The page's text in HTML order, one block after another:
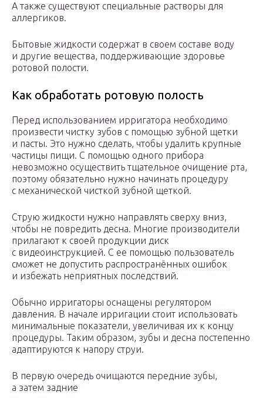
А также существуют специальные растворы для
аллергиков.
Бытовые жидкости содержат в своем составе воду
и другие вещества, поддерживающие здоровье
ротовой полости.
Как обработать ротовую полость
Перед использованием ирригатора необходимо
произвести чистку зубов с помощью зубной щетки
и пасты. Это нужно сделать, чтобы удалить крупные
частицы пищи. С помощью одного прибора
невозможно осуществить тщательное очищение рта,
поэтому обязательно нужно начинать процедуру
с механической чисткой зубной щеткой.
Струю жидкости нужно направлять сверху вниз,
чтобы не повредить десна. Многие производители
прилагают к своей продукции диск
с видеоинструкцией. С ее помощью пользователь
сможет не допустить распространённых ошибок
и избежать неприятных последствий.
Обычно ирригаторы оснащены регулятором
давления. В начале ирригации стоит использовать
минимальные показатели, увеличивая их к концу
процедуры. Таким образом, зубы и десна постепенно
адаптируются к напору струи.
В первую очередь очищаются передние зубы,
а затем задние